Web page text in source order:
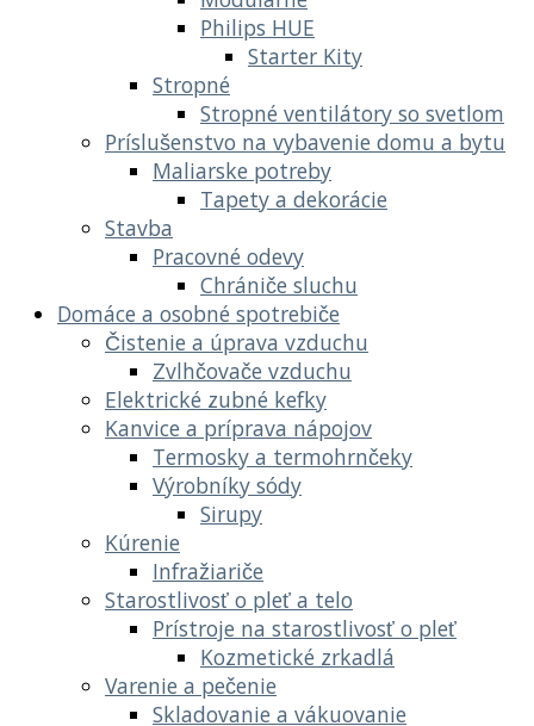
Philips HUE
Starter Kity
Stropné
Stropné ventilátory so svetlom
Príslušenstvo na vybavenie domu a bytu
Maliarske potreby
Tapety a dekorácie
Stavba
Pracovné odevy
Chrániče sluchu
Domáce a osobné spotrebiče
Čistenie a úprava vzduchu
Zvlhčovače vzduchu
Elektrické zubné kefky
Kanvice a príprava nápojov
Termosky a termohrnčeky
Výrobníky sódy
Sirupy
Kúrenie
Infražiariče
Starostlivosť o pleť a telo
Prístroje na starostlivosť o pleť
Kozmetické zrkadlá
Varenie a pečenie
Skladovanie a vákuovanie